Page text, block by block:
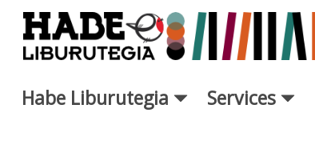
Saut au contenu principal
Habe Liburutegia Services